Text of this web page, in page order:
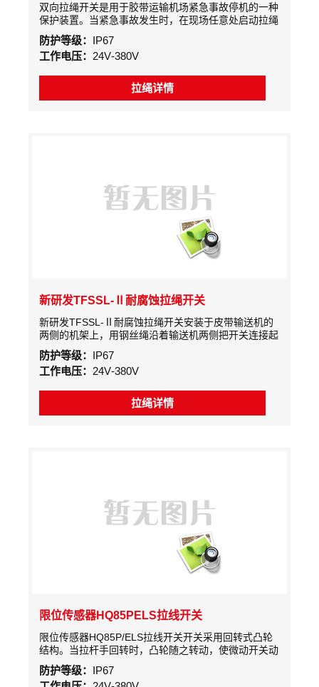
双向拉绳开关是用于胶带运输机场紧急事故停机的一种
保护装置。当紧急事故发生时，在现场任意处启动拉绳
开关，均可发出停机信号
防护等级： IP67
工作电压： 24V-380V
拉绳详情
新研发TFSSL-Ⅱ耐腐蚀拉绳开关
新研发TFSSL-Ⅱ耐腐蚀拉绳开关安装于皮带输送机的
两侧的机架上，用钢丝绳沿着输送机两侧把开关连接起
来。当输送带设备发生紧急事故时，在现场沿线任意处
拉动钢丝绳，钢丝绳牵动驱动臂旋转，通过传动轴带动
扭力弹簧使凸轮发生位移，驱动微动开关切断控制线
防护等级： IP67
工作电压： 24V-380V
拉绳详情
限位传感器HQ85PELS拉线开关
限位传感器HQ85P/ELS拉线开关开关采用回转式凸轮
结构。当拉杆手回转时，凸轮随之转动，使微动开关动
作，输出开关量，发出信号和停机信号
防护等级： IP67